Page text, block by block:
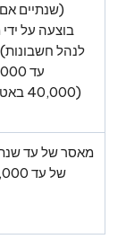
(שנתיים
בוצעה על
לנהל
מאסר של עד
של עד 40,000 באט